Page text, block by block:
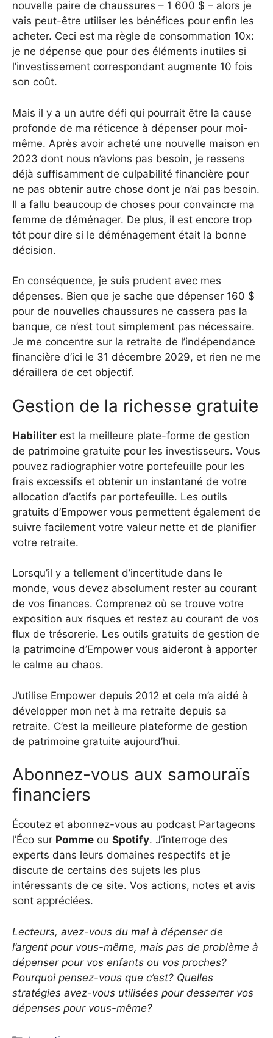
nouvelle paire de chaussures – 1 600 $ – alors je
vais peut-être utiliser les bénéfices pour enfin les
acheter. Ceci est ma règle de consommation 10x:
je ne dépense que pour des éléments inutiles si
l’investissement correspondant augmente 10 fois
son coût.
Mais il y a un autre défi qui pourrait être la cause
profonde de ma réticence à dépenser pour moi-
même. Après avoir acheté une nouvelle maison en
2023 dont nous n’avions pas besoin, je ressens
déjà suffisamment de culpabilité financière pour
ne pas obtenir autre chose dont je n’ai pas besoin.
Il a fallu beaucoup de choses pour convaincre ma
femme de déménager. De plus, il est encore trop
tôt pour dire si le déménagement était la bonne
décision.
En conséquence, je suis prudent avec mes
dépenses. Bien que je sache que dépenser 160 $ ​​
pour de nouvelles chaussures ne cassera pas la
banque, ce n’est tout simplement pas nécessaire.
Je me concentre sur la retraite de l’indépendance
financière d’ici le 31 décembre 2029, et rien ne me
déraillera de cet objectif.
Gestion de la richesse gratuite
Habiliter est la meilleure plate-forme de gestion
de patrimoine gratuite pour les investisseurs. Vous
pouvez radiographier votre portefeuille pour les
frais excessifs et obtenir un instantané de votre
allocation d’actifs par portefeuille. Les outils
gratuits d’Empower vous permettent également de
suivre facilement votre valeur nette et de planifier
votre retraite.
Lorsqu’il y a tellement d’incertitude dans le
monde, vous devez absolument rester au courant
de vos finances. Comprenez où se trouve votre
exposition aux risques et restez au courant de vos
flux de trésorerie. Les outils gratuits de gestion de
la patrimoine d’Empower vous aideront à apporter
le calme au chaos.
J’utilise Empower depuis 2012 et cela m’a aidé à
développer mon net à ma retraite depuis sa
retraite. C’est la meilleure plateforme de gestion
de patrimoine gratuite aujourd’hui.
Abonnez-vous aux samouraïs
financiers
Écoutez et abonnez-vous au podcast Partageons
l’Éco sur Pomme ou Spotify. J’interroge des
experts dans leurs domaines respectifs et je
discute de certains des sujets les plus
intéressants de ce site. Vos actions, notes et avis
sont appréciées.
Lecteurs, avez-vous du mal à dépenser de
l’argent pour vous-même, mais pas de problème à
dépenser pour vos enfants ou vos proches?
Pourquoi pensez-vous que c’est? Quelles
stratégies avez-vous utilisées pour desserrer vos
dépenses pour vous-même?